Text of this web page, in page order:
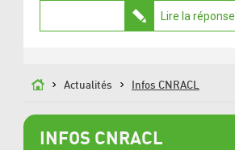
Lire la réponse
Actualités Infos CNRACL
INFOS CNRACL